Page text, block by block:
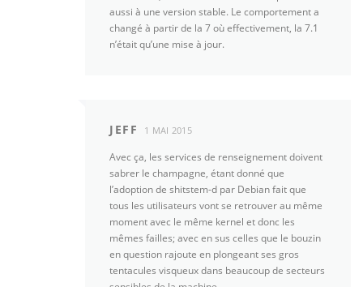
aussi à une version stable. Le comportement a
changé à partir de la 7 où effectivement, la 7.1
n’était qu’une mise à jour.
JEFF 1 MAI 2015
Avec ça, les services de renseignement doivent
sabrer le champagne, étant donné que
l’adoption de shitstem-d par Debian fait que
tous les utilisateurs vont se retrouver au même
moment avec le même kernel et donc les
mêmes failles; avec en sus celles que le bouzin
en question rajoute en plongeant ses gros
tentacules visqueux dans beaucoup de secteurs